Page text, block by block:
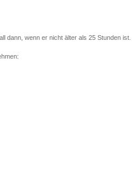
dann, wenn er nicht älter als 25 Stunden ist.